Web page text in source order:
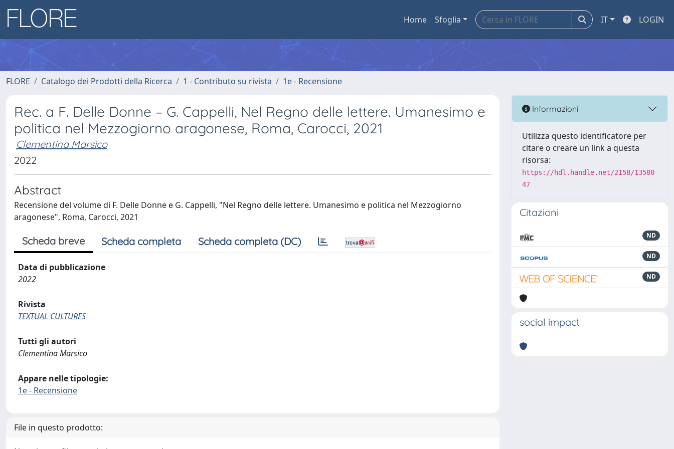
Home Sfoglia IT LOGIN
FLORE Catalogo dei Prodotti della Ricerca 1 - Contributo su rivista 1e - Recensione
Rec. a F. Delle Donne – G. Cappelli, Nel Regno delle lettere. Umanesimo e
politica nel Mezzogiorno aragonese, Roma, Carocci, 2021
Clementina Marsico
2022
Abstract
Recensione del volume di F. Delle Donne e G. Cappelli, "Nel Regno delle lettere. Umanesimo e politica nel Mezzogiorno
aragonese", Roma, Carocci, 2021
Scheda breve Scheda completa Scheda completa (DC)
Data di pubblicazione
2022
Rivista
TEXTUAL CULTURES
Tutti gli autori
Clementina Marsico
Appare nelle tipologie:
1e - Recensione
File in questo prodotto:
Informazioni
Utilizza questo identificatore per
citare o creare un link a questa
risorsa:
https://hdl.handle.net/2158/13580
47
Citazioni
ND
ND
ND
social impact